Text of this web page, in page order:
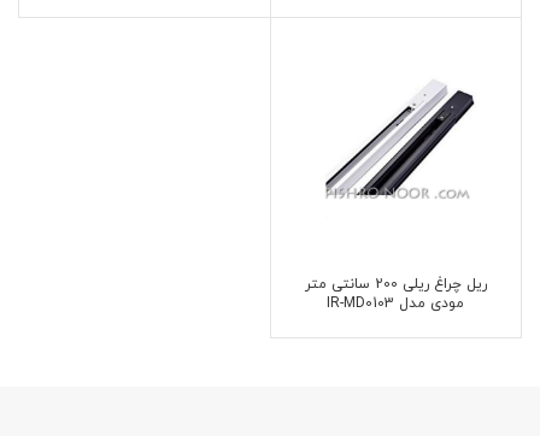
ریل چراغ ریلی 200 سانتی متر
مودی مدل IR-MD0103